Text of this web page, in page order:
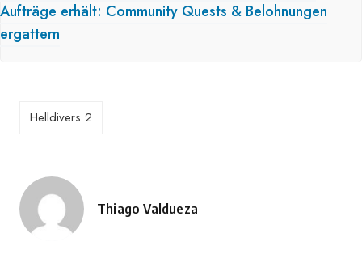
Aufträge erhält: Community Quests & Belohnungen
ergattern
Helldivers 2
Geschrieben
Thiago Valdueza